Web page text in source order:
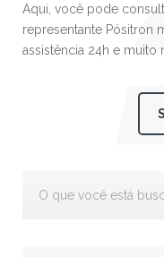
Aqui, você pode
representante Pósitron
assistência 24h e muito